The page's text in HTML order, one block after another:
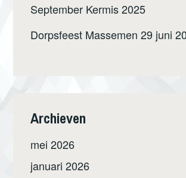
September Kermis 2025
Dorpsfeest Massemen 29 juni
Archieven
mei 2026
januari 2026